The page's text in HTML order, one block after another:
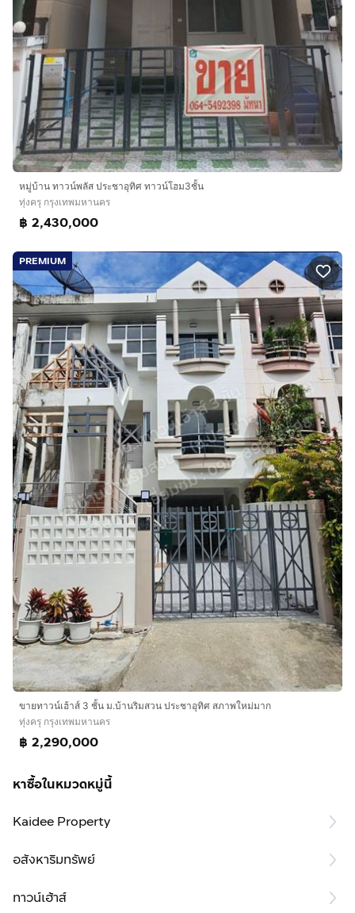
หมู่บ้าน ทาวน์พลัส ประชาอุทิศ ทาวน์โฮม3ชั้น
ทุ่งครุ กรุงเทพมหานคร
฿ 2,430,000
PREMIUM
ขายทาวน์เฮ้าส์ 3 ชั้น ม.บ้านริมสวน ประชาอุทิศ สภาพใหม่มาก
ทุ่งครุ กรุงเทพมหานคร
฿ 2,290,000
หาซื้อในหมวดหมู่นี้
Kaidee Property
อสังหาริมทรัพย์
ทาวน์เฮ้าส์